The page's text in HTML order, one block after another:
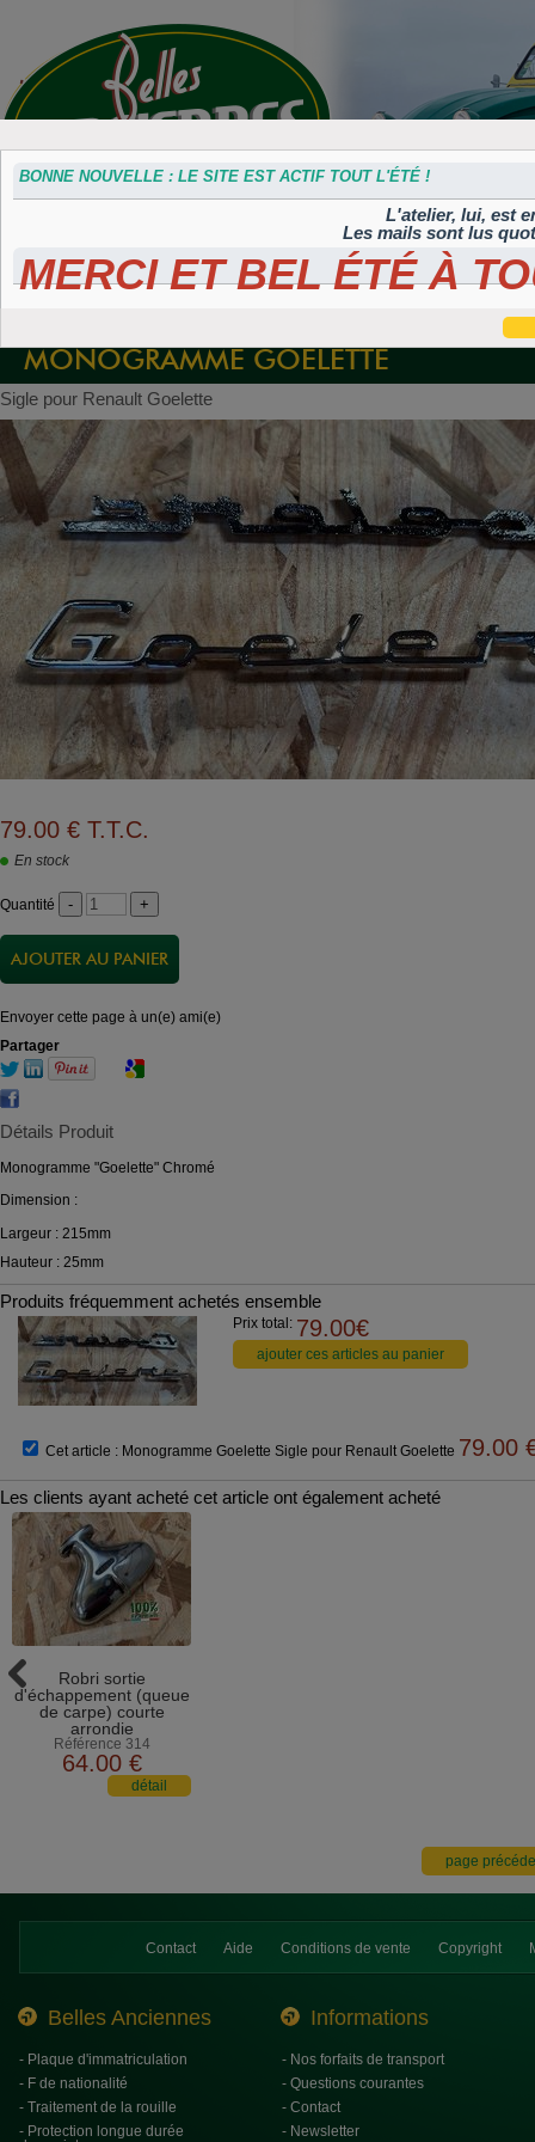
Accessoires
divers
Plaques 3D
Maillefaud et
Plaques
immatriculation
Plaques
autocollantes et
Plaques
peintes
BONNE NOUVELLE : LE SITE EST ACTIF TOUT L'ÉTÉ !
L'atelier, lui, est
Les mails sont lus
MERCI ET BEL ÉTÉ À
MONOGRAMME GOELETTE
Sigle pour Renault Goelette
79.00 € T.T.C.
En stock
Quantité
Envoyer cette page à un(e) ami(e)
Partager
Détails Produit
Monogramme "Goelette" Chromé
Dimension :
Largeur : 215mm
Hauteur : 25mm
Produits fréquemment achetés ensemble
Prix total: 79.00€
Cet article : Monogramme Goelette Sigle pour Renault Goelette 79.00
Les clients ayant acheté cet article ont également acheté
Robri sortie
d'échappement (queue
de carpe) courte
arrondie
Référence 314
64.00 €
Contact Aide Conditions de vente Copyright
Belles Anciennes Informations
- Plaque d'immatriculation
- F de nationalité
- Traitement de la rouille
- Protection longue durée
- Nos forfaits de transport
- Questions courantes
- Contact
- Newsletter